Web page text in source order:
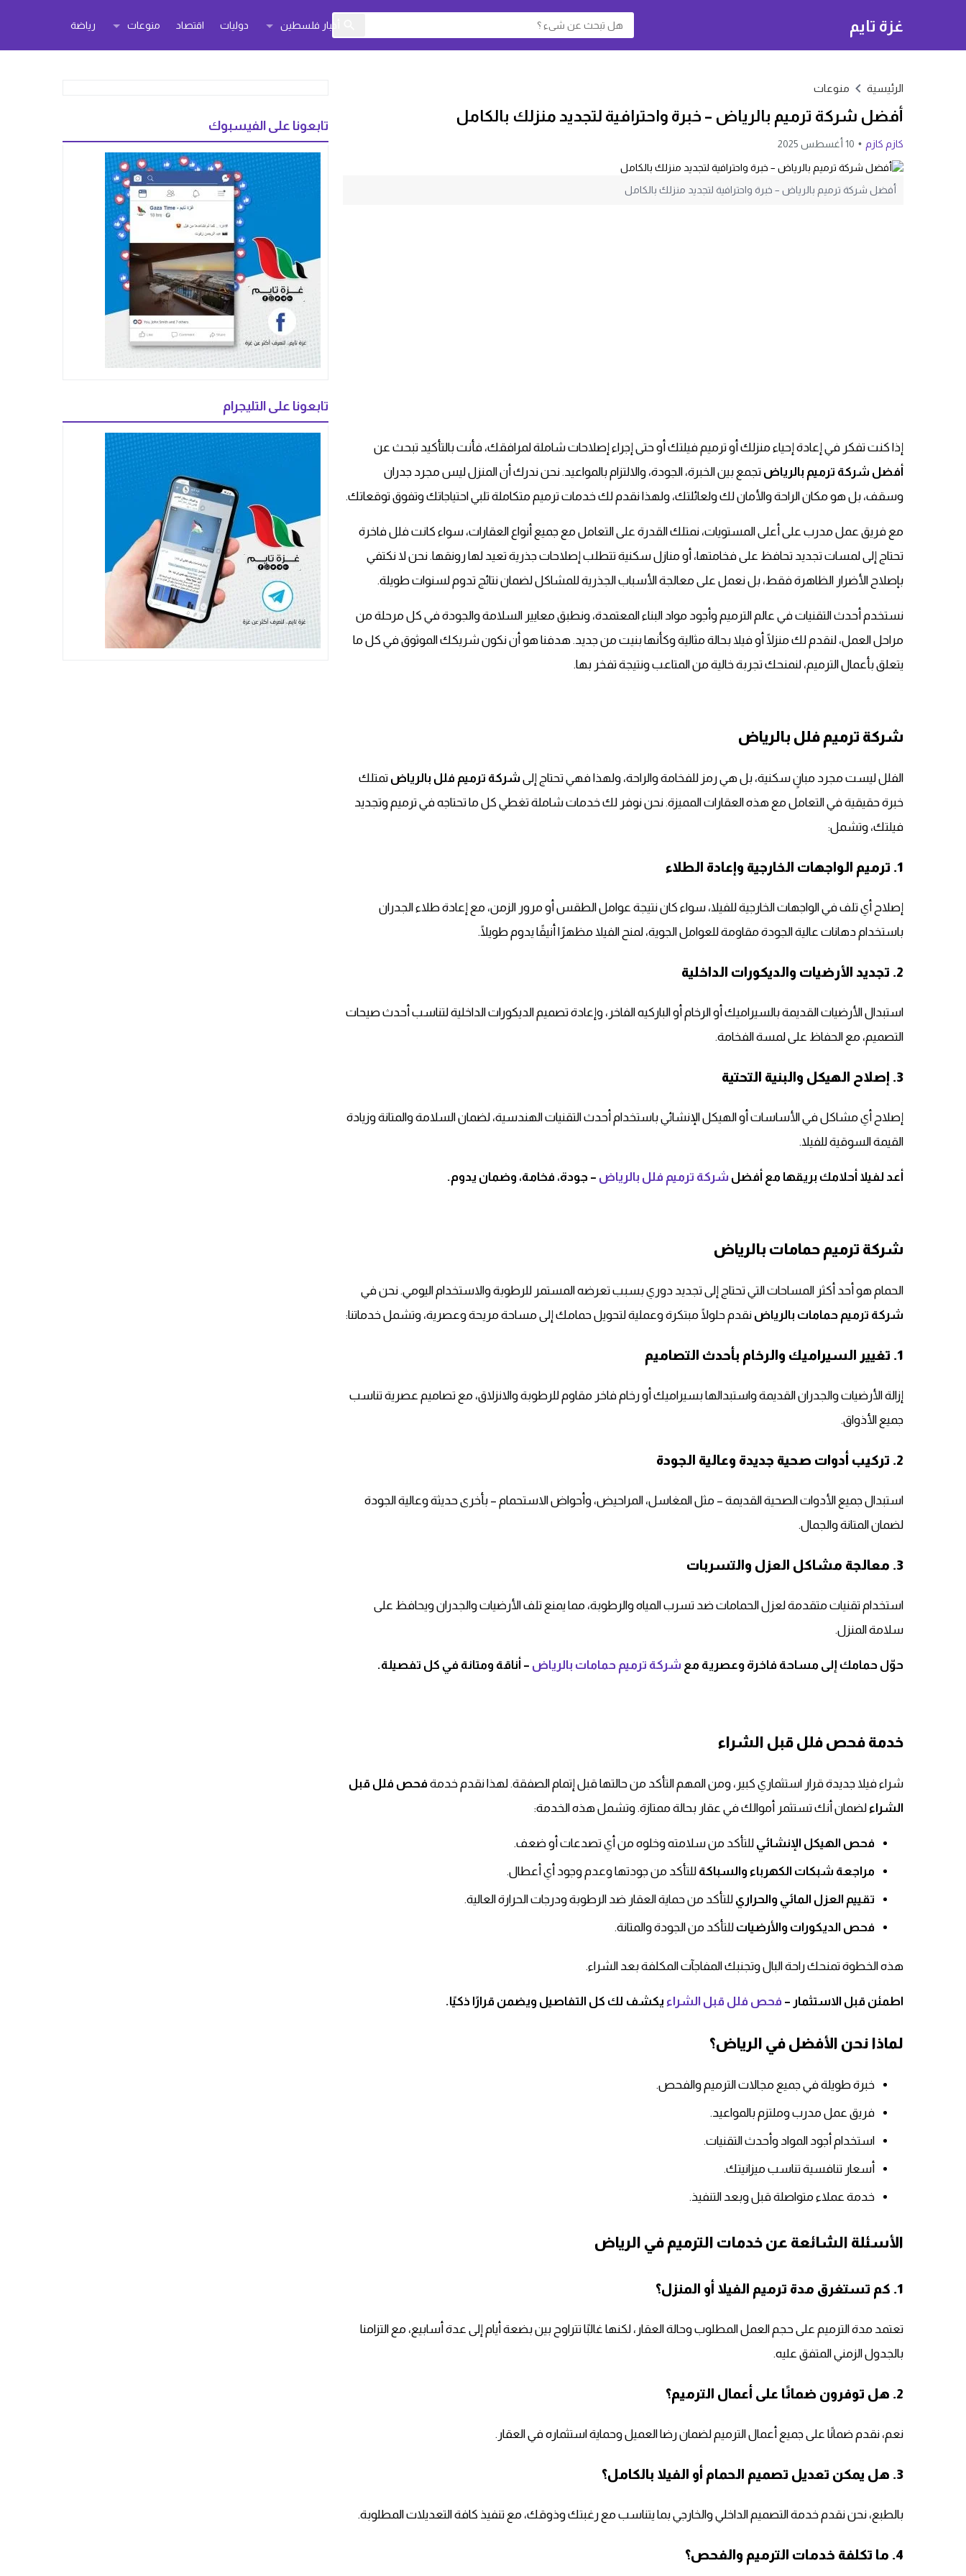
غزة تايم أخبار فلسطين دوليات اقتصاد منوعات رياضة
الرئيسية منوعات
أفضل شركة ترميم بالرياض – خبرة واحترافية لتجديد منزلك بالكامل
كازم كازم 10 أغسطس 2025
أفضل شركة ترميم بالرياض – خبرة واحترافية لتجديد منزلك بالكامل
إذا كنت تفكر في إعادة إحياء منزلك أو ترميم فيلتك أو حتى إجراء إصلاحات شاملة لمرافقك، فأنت بالتأكيد تبحث عن
أفضل شركة ترميم بالرياض تجمع بين الخبرة، الجودة، والالتزام بالمواعيد. نحن ندرك أن المنزل ليس مجرد جدران
وسقف، بل هو مكان الراحة والأمان لك ولعائلتك، ولهذا نقدم لك خدمات ترميم متكاملة تلبي احتياجاتك وتفوق توقعاتك.
مع فريق عمل مدرب على أعلى المستويات، نمتلك القدرة على التعامل مع جميع أنواع العقارات، سواء كانت فلل فاخرة
تحتاج إلى لمسات تجديد تحافظ على فخامتها، أو منازل سكنية تتطلب إصلاحات جذرية تعيد لها رونقها. نحن لا نكتفي
بإصلاح الأضرار الظاهرة فقط، بل نعمل على معالجة الأسباب الجذرية للمشاكل لضمان نتائج تدوم لسنوات طويلة.
نستخدم أحدث التقنيات في عالم الترميم وأجود مواد البناء المعتمدة، ونطبق معايير السلامة والجودة في كل مرحلة من
مراحل العمل، لنقدم لك منزلًا أو فيلا بحالة مثالية وكأنها بنيت من جديد. هدفنا هو أن نكون شريكك الموثوق في كل ما
يتعلق بأعمال الترميم، لنمنحك تجربة خالية من المتاعب ونتيجة تفخر بها.
شركة ترميم فلل بالرياض
الفلل ليست مجرد مبانٍ سكنية، بل هي رمز للفخامة والراحة، ولهذا فهي تحتاج إلى شركة ترميم فلل بالرياض تمتلك
خبرة حقيقية في التعامل مع هذه العقارات المميزة. نحن نوفر لك خدمات شاملة تغطي كل ما تحتاجه في ترميم وتجديد
فيلتك، وتشمل:
1. ترميم الواجهات الخارجية وإعادة الطلاء
إصلاح أي تلف في الواجهات الخارجية للفيلا، سواء كان نتيجة عوامل الطقس أو مرور الزمن، مع إعادة طلاء الجدران
باستخدام دهانات عالية الجودة مقاومة للعوامل الجوية، لمنح الفيلا مظهرًا أنيقًا يدوم طويلًا.
2. تجديد الأرضيات والديكورات الداخلية
استبدال الأرضيات القديمة بالسيراميك أو الرخام أو الباركيه الفاخر، وإعادة تصميم الديكورات الداخلية لتناسب أحدث صيحات
التصميم، مع الحفاظ على لمسة الفخامة.
3. إصلاح الهيكل والبنية التحتية
إصلاح أي مشاكل في الأساسات أو الهيكل الإنشائي باستخدام أحدث التقنيات الهندسية، لضمان السلامة والمتانة وزيادة
القيمة السوقية للفيلا.
أعد لفيلا أحلامك بريقها مع أفضل شركة ترميم فلل بالرياض – جودة، فخامة، وضمان يدوم.
شركة ترميم حمامات بالرياض
الحمام هو أحد أكثر المساحات التي تحتاج إلى تجديد دوري بسبب تعرضه المستمر للرطوبة والاستخدام اليومي. نحن في
شركة ترميم حمامات بالرياض نقدم حلولًا مبتكرة وعملية لتحويل حمامك إلى مساحة مريحة وعصرية، وتشمل خدماتنا:
1. تغيير السيراميك والرخام بأحدث التصاميم
إزالة الأرضيات والجدران القديمة واستبدالها بسيراميك أو رخام فاخر مقاوم للرطوبة والانزلاق، مع تصاميم عصرية تناسب
جميع الأذواق.
2. تركيب أدوات صحية جديدة وعالية الجودة
استبدال جميع الأدوات الصحية القديمة – مثل المغاسل، المراحيض، وأحواض الاستحمام – بأخرى حديثة وعالية الجودة
لضمان المتانة والجمال.
3. معالجة مشاكل العزل والتسربات
استخدام تقنيات متقدمة لعزل الحمامات ضد تسرب المياه والرطوبة، مما يمنع تلف الأرضيات والجدران ويحافظ على
سلامة المنزل.
حوّل حمامك إلى مساحة فاخرة وعصرية مع شركة ترميم حمامات بالرياض – أناقة ومتانة في كل تفصيلة.
خدمة فحص فلل قبل الشراء
شراء فيلا جديدة قرار استثماري كبير، ومن المهم التأكد من حالتها قبل إتمام الصفقة. لهذا نقدم خدمة فحص فلل قبل
الشراء لضمان أنك تستثمر أموالك في عقار بحالة ممتازة. وتشمل هذه الخدمة:
فحص الهيكل الإنشائي للتأكد من سلامته وخلوه من أي تصدعات أو ضعف.
مراجعة شبكات الكهرباء والسباكة للتأكد من جودتها وعدم وجود أي أعطال.
تقييم العزل المائي والحراري للتأكد من حماية العقار ضد الرطوبة ودرجات الحرارة العالية.
فحص الديكورات والأرضيات للتأكد من الجودة والمتانة.
هذه الخطوة تمنحك راحة البال وتجنبك المفاجآت المكلفة بعد الشراء.
اطمئن قبل الاستثمار – فحص فلل قبل الشراء يكشف لك كل التفاصيل ويضمن قرارًا ذكيًا.
لماذا نحن الأفضل في الرياض؟
خبرة طويلة في جميع مجالات الترميم والفحص.
فريق عمل مدرب وملتزم بالمواعيد.
استخدام أجود المواد وأحدث التقنيات.
أسعار تنافسية تناسب ميزانيتك.
خدمة عملاء متواصلة قبل وبعد التنفيذ.
الأسئلة الشائعة عن خدمات الترميم في الرياض
1. كم تستغرق مدة ترميم الفيلا أو المنزل؟
تعتمد مدة الترميم على حجم العمل المطلوب وحالة العقار، لكنها غالبًا تتراوح بين بضعة أيام إلى عدة أسابيع، مع التزامنا
بالجدول الزمني المتفق عليه.
2. هل توفرون ضمانًا على أعمال الترميم؟
نعم، نقدم ضمانًا على جميع أعمال الترميم لضمان رضا العميل وحماية استثماره في العقار.
3. هل يمكن تعديل تصميم الحمام أو الفيلا بالكامل؟
بالطبع، نحن نقدم خدمة التصميم الداخلي والخارجي بما يتناسب مع رغبتك وذوقك، مع تنفيذ كافة التعديلات المطلوبة.
4. ما تكلفة خدمات الترميم والفحص؟
تابعونا على الفيسبوك
تابعونا على التليجرام